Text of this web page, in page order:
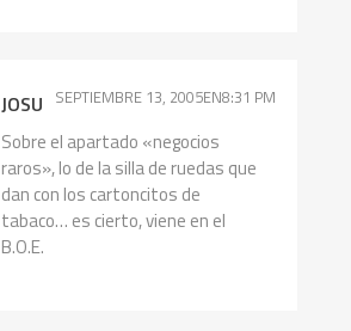
JOSU SEPTIEMBRE 13, 2005EN8:31 PM
Sobre el apartado «negocios
raros», lo de la silla de ruedas que
dan con los cartoncitos de
tabaco… es cierto, viene en el
B.O.E.